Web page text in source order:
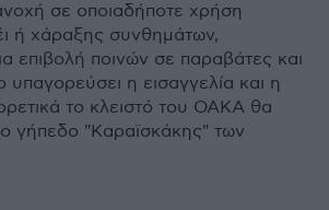
σε οποιαδήποτε χρήση
ή χάραξης συνθημάτων,
επιβολή ποινών σε παραβάτες και
υπαγορεύσει η εισαγγελία και η
το κλειστό του ΟΑΚΑ θα
γήπεδο "Καραϊσκάκης" των